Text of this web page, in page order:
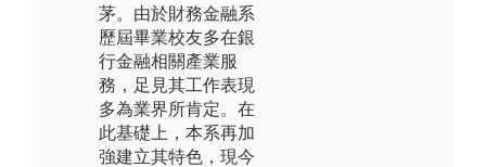
茅。由於財務金融系
歷屆畢業校友多在銀
行金融相關產業服
務，足見其工作表現
多為業界所肯定。在
此基礎上，本系再加
強建立其特色，現今